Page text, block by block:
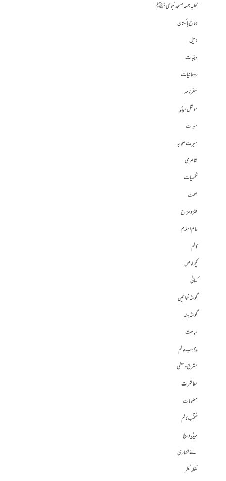
خطبہ جمعہ مسجد نبوی ﷺ
دفاع پاکستان
دلیل
دینیات
روحانیات
سفرنامہ
سوشل میڈیا
سیرت
سیرت صحابہ
شاعری
شخصیات
صحت
طنز و مزاح
عالم اسلام
کالم
کچھ خاص
کہانی
گوشہ خواتین
گوشہ ہند
مباحث
مذاہب عالم
مشرق وسطی
معاشرت
معلومات
منتخب کالم
میڈیا واچ
نئے لکھاری
نقطہ نظر